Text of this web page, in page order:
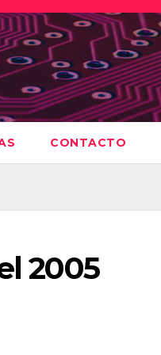
CONTACTO
2005